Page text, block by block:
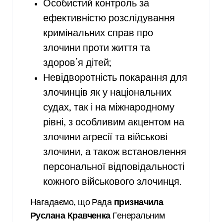
Особистий контроль за
ефективністю розслідування
кримінальних справ про
злочини проти життя та
здоров’я дітей;
Невідворотність покарання для
злочинців як у національних
судах, так і на міжнародному
рівні, з особливим акцентом на
злочини агресії та військові
злочини, а також встановлення
персональної відповідальності
кожного військового злочинця.
Нагадаємо, що Рада призначила
Руслана КравченкаГенеральним